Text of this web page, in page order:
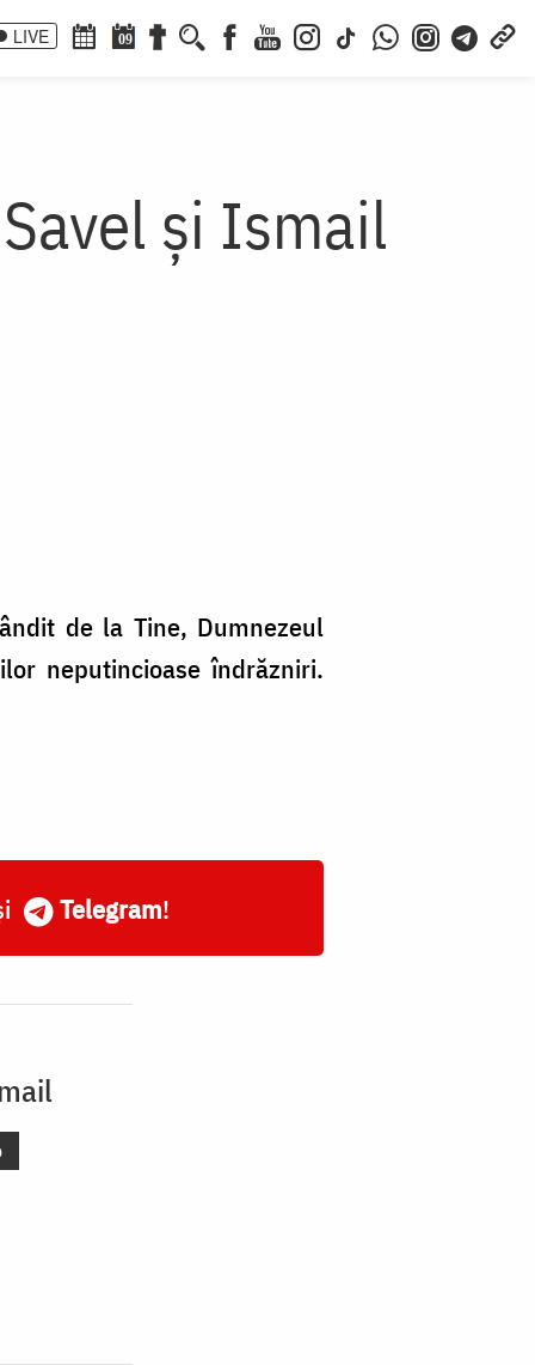
LIVE 09
şi Ismail
de la Tine, Dumnezeul
neputincioase îndrăzniri.
Telegram!